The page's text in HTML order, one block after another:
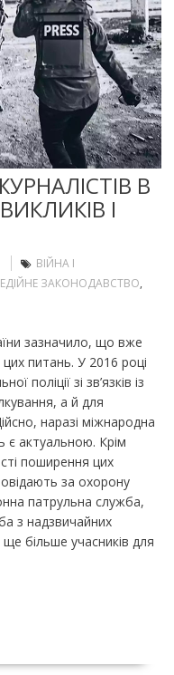
В
І
ВІЙНА І
ЗАКОНОДАВСТВО,
зазначило, що вже
цих питань. У 2016 році
поліції зі зв’язків із
а й для
наразі міжнародна
є актуальною. Крім
поширення цих
за охорону
патрульна служба,
з надзвичайних
більше учасників для